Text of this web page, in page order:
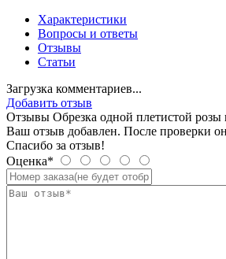
Характеристики
Вопросы и ответы
Отзывы
Статьи
Загрузка комментариев...
Добавить отзыв
Отзывы Обрезка одной плетистой розы
Ваш отзыв добавлен. После проверки
Спасибо за отзыв!
Оценка*